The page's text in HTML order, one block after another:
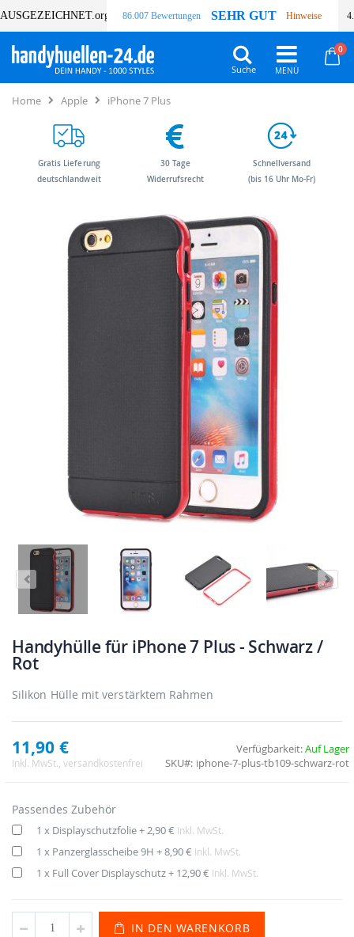
AUSGEZEICHNET.org 86.007 Bewertungen SEHR GUT Hinweise
0
Suche
Home Apple iPhone 7 Plus
Bildergalerie
Bildergalerie
Handyhülle für iPhone 7 Plus - Schwarz /
Rot
Silikon Hülle mit verstärktem Rahmen
11,90 €
Inkl. MwSt. , versandkostenfrei
Verfügbarkeit:Auf Lager
SKU
iphone-7-plus-tb109-schwarz-rot
Passendes Zubehör
1 x Displayschutzfolie+ 2,90 € Inkl. MwSt.
1 x Panzerglasscheibe 9H +8,90 € Inkl. MwSt.
1 x Full Cover Displayschutz+ 12,90 € Inkl. MwSt.
IN DEN WARENKORB
Gratis Lieferung
deutschlandweit
30 Tage
Widerrufsrecht
Schnellversand
(bis 16 Uhr Mo-Fr)